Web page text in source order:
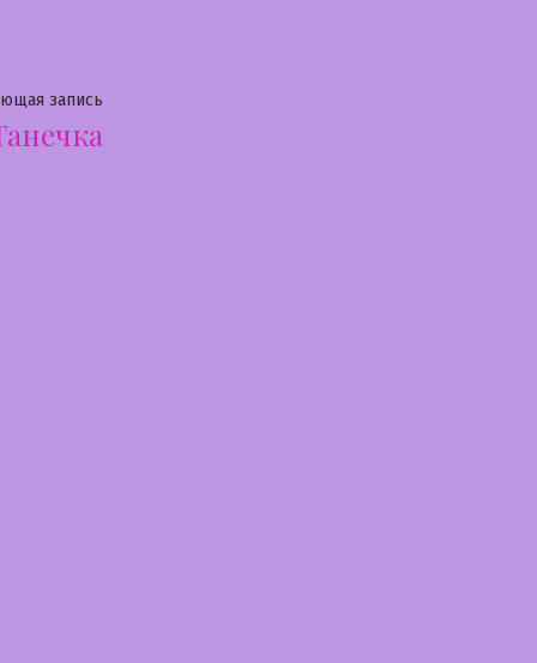
запись